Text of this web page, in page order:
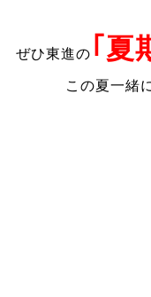
ぜひ東進の ｢夏
この夏一緒